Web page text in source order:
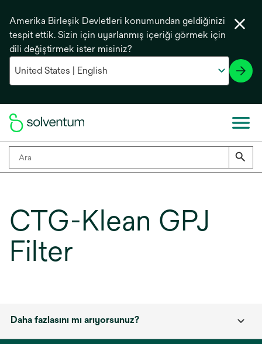
Amerika Birleşik Devletleri konumundan geldiğinizi
tespit ettik. Sizin için uyarlanmış içeriği görmek için
dili değiştirmek ister misiniz?
CTG-Klean GPJ
Filter
Daha fazlasını mı arıyorsunuz?